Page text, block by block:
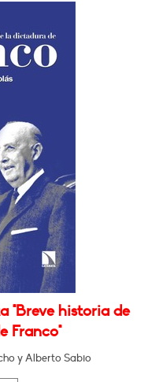
"Breve historia de
Franco"
y Alberto Sabio